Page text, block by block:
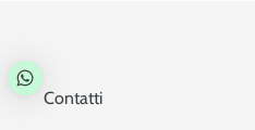
Contatti